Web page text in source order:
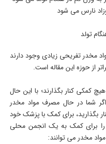
نارس می شود
تولد
مخدر تفریحی زیادی وجود دارند
از حوزه این مقاله است.
کمکی کنار بگذارند؛ با این حال
اگر شما در حال مصرف مواد مخدر
بگذارید، برای کمک با پزشک خود
برای کمک به یک انجمن محلی
مخدر می توانند: